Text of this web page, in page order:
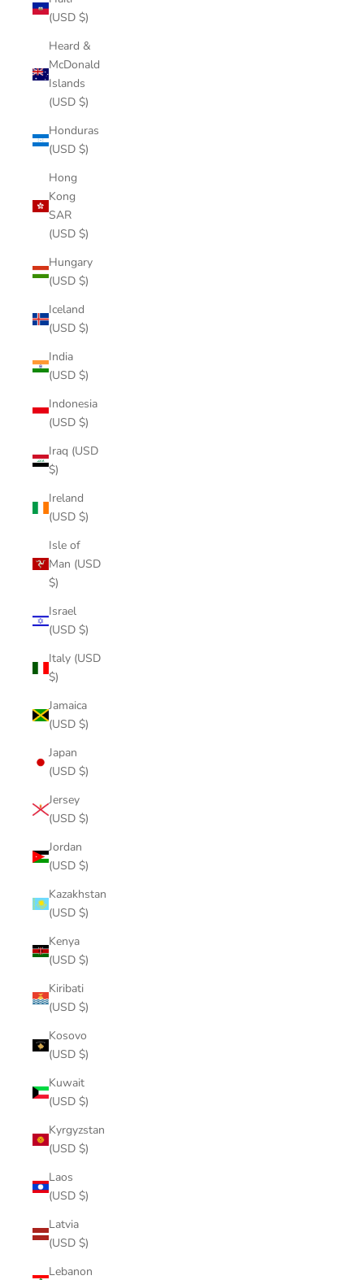
(USD $)
Heard &
McDonald
Islands
(USD $)
Honduras
(USD $)
Hong
Kong
SAR
(USD $)
Hungary
(USD $)
Iceland
(USD $)
India
(USD $)
Indonesia
(USD $)
Iraq (USD
$)
Ireland
(USD $)
Isle of
Man (USD
$)
Israel
(USD $)
Italy (USD
$)
Jamaica
(USD $)
Japan
(USD $)
Jersey
(USD $)
Jordan
(USD $)
Kazakhstan
(USD $)
Kenya
(USD $)
Kiribati
(USD $)
Kosovo
(USD $)
Kuwait
(USD $)
Kyrgyzstan
(USD $)
Laos
(USD $)
Latvia
(USD $)
Lebanon